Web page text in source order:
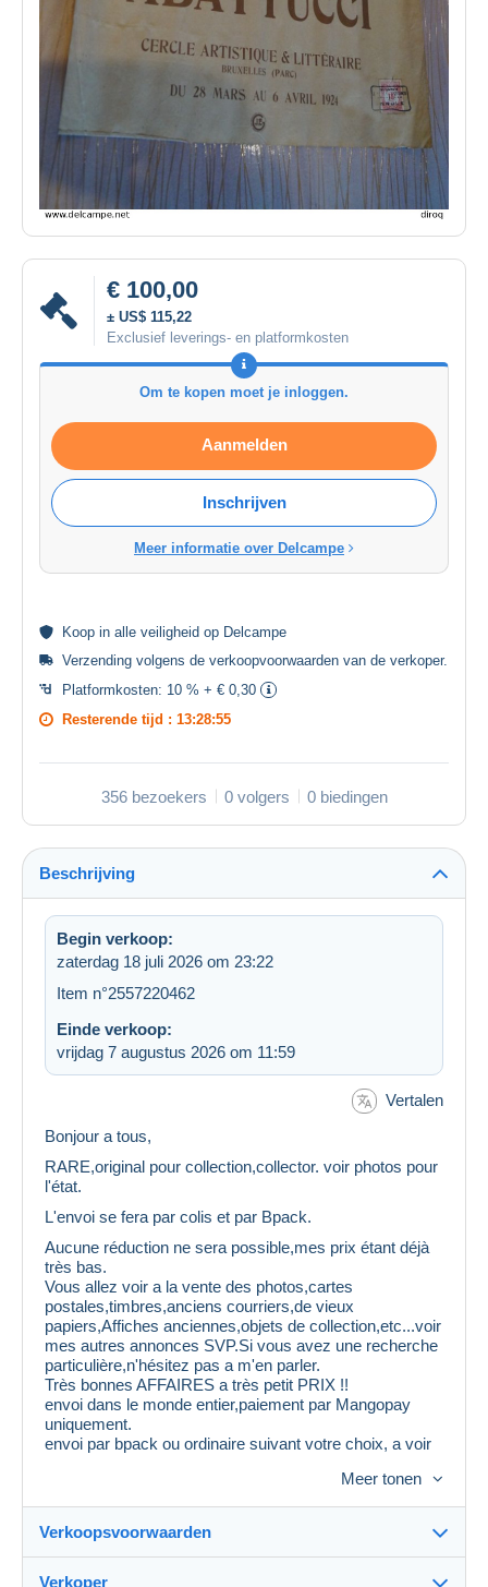
€ 100,00
± US$ 115,22
Exclusief leverings- en platformkosten
Om te kopen moet je inloggen.
Aanmelden
Inschrijven
Meer informatie over Delcampe
Koop in alle veiligheid op Delcampe
Verzending volgens de verkoopvoorwaarden van de verkoper.
Platformkosten: 10 % + € 0,30
Resterende tijd : 13:28:54
356 bezoekers 0 volgers 0 biedingen
Beschrijving
Begin verkoop:
zaterdag 18 juli 2026 om 23:22
Item n°2557220462
Einde verkoop:
vrijdag 7 augustus 2026 om 11:59
Vertalen
Bonjour a tous,
RARE,original pour collection,collector. voir photos pour
l'état.
L'envoi se fera par colis et par Bpack.
Aucune réduction ne sera possible,mes prix étant déjà
très bas.
Vous allez voir a la vente des photos,cartes
postales,timbres,anciens courriers,de vieux
papiers,Affiches anciennes,objets de collection,etc...voir
mes autres annonces SVP.Si vous avez une recherche
particulière,n'hésitez pas a m'en parler.
Très bonnes AFFAIRES a très petit PRIX !!
envoi dans le monde entier,paiement par Mangopay
uniquement.
envoi par bpack ou ordinaire suivant votre choix, a voir
Vous pouvez grouper vos achats ,vous n'aurez qu'une
fois les frais d'envoi et cela est plus économique.
Mes emballages sont très solides.
Attention,il est inutile de me proposer 30 % de
ristourne,cela sera refusé et vous serez mis
Meer tonen
Verkoopsvoorwaarden
Verkoper